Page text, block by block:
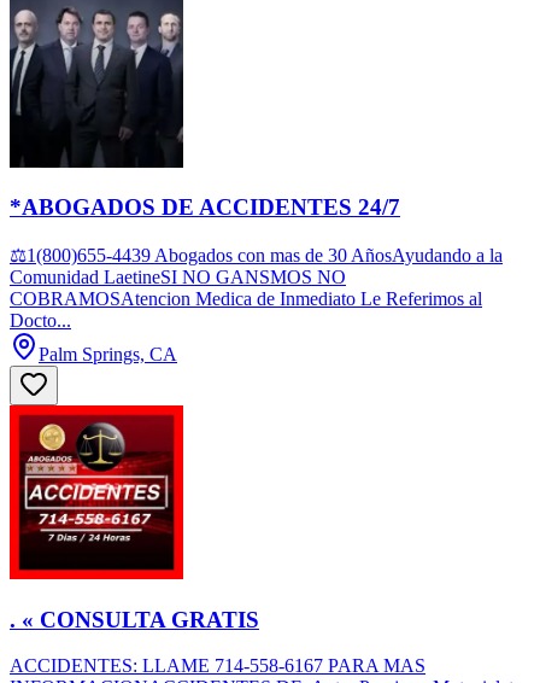
*ABOGADOS DE ACCIDENTES 24/7
⚖1(800)655-4439 Abogados con mas de 30 AñosAyudando a la
Comunidad LaetineSI NO GANSMOS NO
COBRAMOSAtencion Medica de Inmediato Le Referimos al
Docto...
Palm Springs, CA
. « CONSULTA GRATIS
ACCIDENTES: LLAME 714-558-6167 PARA MAS